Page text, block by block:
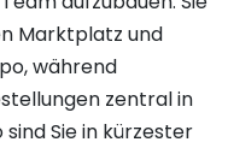
Marktplatz und
während
zentral in
Sie in kürzester